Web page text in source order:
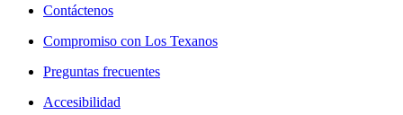
Contáctenos
Compromiso con Los Texanos
Preguntas frecuentes
Accesibilidad